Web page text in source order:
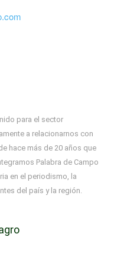
para el sector
a relacionarnos con
hace más de 20 años que
Palabra de Campo
en el periodismo, la
del país y la región.